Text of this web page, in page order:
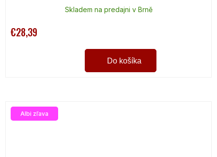
Skladem na predajni v Brně
€28,39
Do košíka
Albi zľava